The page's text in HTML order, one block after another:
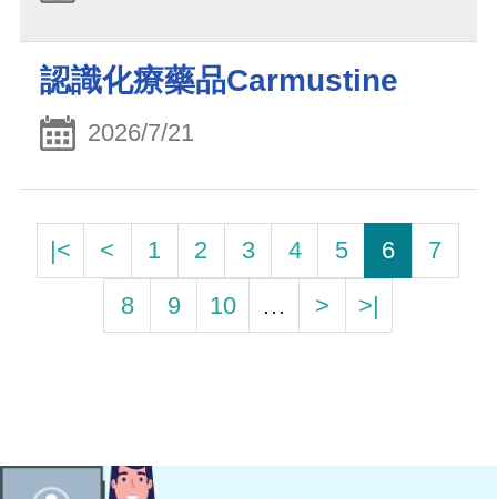
認識化療藥品Carmustine
2026/7/21
|< < 1 2 3 4 5 6
7
8
9 10 … > >|